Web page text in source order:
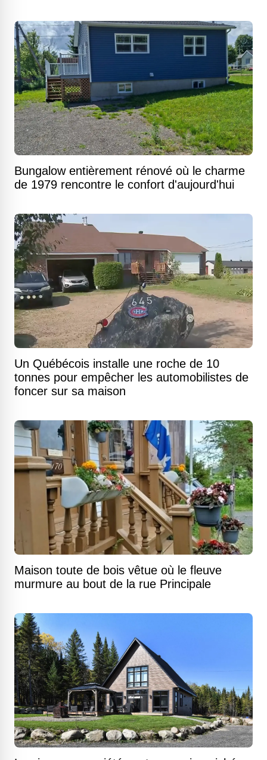
Bungalow entièrement rénové où le charme
de 1979 rencontre le confort d'aujourd'hui
Un Québécois installe une roche de 10
tonnes pour empêcher les automobilistes de
foncer sur sa maison
Maison toute de bois vêtue où le fleuve
murmure au bout de la rue Principale